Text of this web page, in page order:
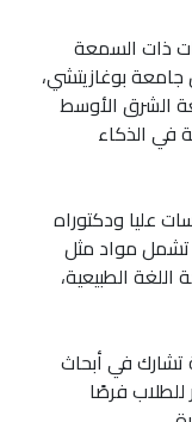
ذات السمعة
بوغازيتشي،
الشرق الأوسط
في الذكاء
عليا ودكتوراه
مواد مثل
اللغة الطبيعية،
تشارك في أبحاث
فرصًا